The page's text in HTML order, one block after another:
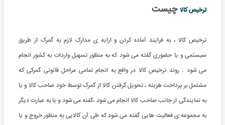
ترخیص کالا چیست
ترخیص کالا ، به فرایند آماده کردن و ارایه ی مدارک لازم به گمرک از طریق
سیستمی و یا حضوری گفته می شود که به منظور تسهیل واردات به کشور انجام
می شود . روند ترخیص کالا در واقع به انجام تمامی مراحل قانونی گمرکی که
مشتمل بر پرداخت هزینه ، تحویل گرفتن کالا از گمرک توسط خود صاحب کالا و یا
به نمایندگی از جانب صاحب کالا انجام می شود ،گفته می شود و یا به عبارت دیگر
به مجموعه ی فعالیت هایی گفته می شود که طی آن کالایی به منظور خروج و یا